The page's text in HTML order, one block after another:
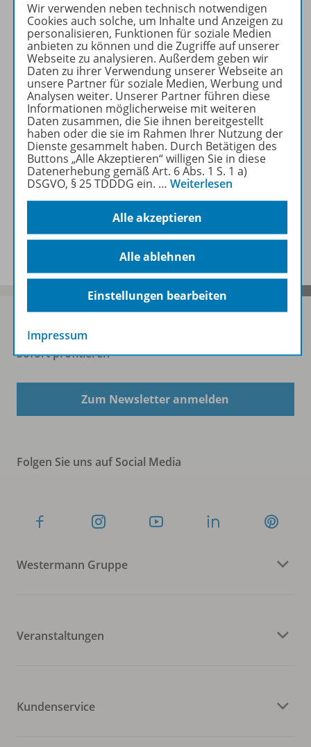
Produktinformationen
Beschreibung
Zugehörige Produkte
Inhaltsverzeichnis
Benachrichtigungs-Service
Sofort profitieren
Zum Newsletter anmelden
Folgen Sie uns auf Social Media
Westermann Gruppe
Veranstaltungen
Kundenservice
Wir verwenden neben technisch notwendigen
Cookies auch solche, um Inhalte und Anzeigen zu
personalisieren, Funktionen für soziale Medien
anbieten zu können und die Zugriffe auf unserer
Webseite zu analysieren. Außerdem geben wir
Daten zu ihrer Verwendung unserer Webseite an
unsere Partner für soziale Medien, Werbung und
Analysen weiter. Unserer Partner führen diese
Informationen möglicherweise mit weiteren
Daten zusammen, die Sie ihnen bereitgestellt
haben oder die sie im Rahmen Ihrer Nutzung der
Dienste gesammelt haben. Durch Betätigen des
Buttons „Alle Akzeptieren“ willigen Sie in diese
Datenerhebung gemäß Art. 6 Abs. 1 S. 1 a)
DSGVO, § 25 TDDDG ein. … Weiterlesen
Alle akzeptieren
Alle ablehnen
Einstellungen bearbeiten
Impressum